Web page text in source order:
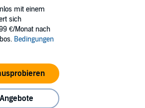
mit einem
sich
€/Monat nach
Bedingungen